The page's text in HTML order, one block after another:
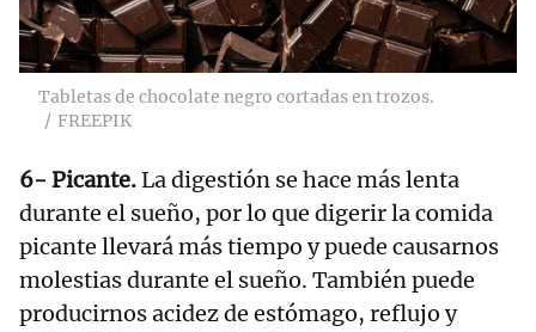
Tabletas de chocolate negro cortadas en trozos.
FREEPIK
6- Picante.La digestión se hace más lenta
durante el sueño, por lo que digerir la comida
picante llevará más tiempo y puede causarnos
molestias durante el sueño. También puede
producirnos acidez de estómago, reflujo y